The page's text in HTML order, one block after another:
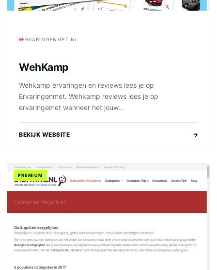
ERVARINGENMET.NL
WehKamp
Wehkamp ervaringen en reviews lees je op
Ervaringenmet. Wehkamp reviews lees je op
ervaringemet wanneer het jouw...
BEKIJK WEBSITE →
PREMIUM